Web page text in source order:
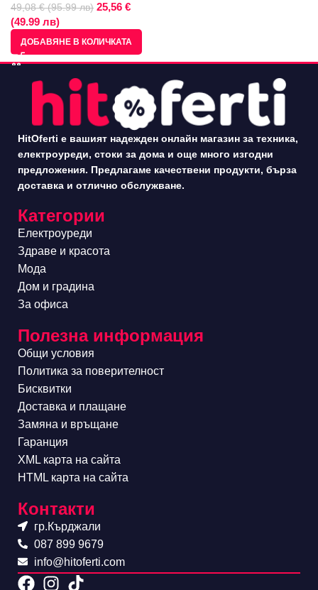
49,08 € (95.99 лв) 25,56 €
(49.99 лв)
ДОБАВЯНЕ В КОЛИЧКАТА
HitOferti е вашият надежден онлайн магазин за техника,
електроуреди, стоки за дома и още много изгодни
предложения. Предлагаме качествени продукти, бърза
доставка и отлично обслужване.
Категории
Електроуреди
Здраве и красота
Мода
Дом и градина
За офиса
Полезна информация
Общи условия
Политика за поверителност
Бисквитки
Доставка и плащане
Замяна и връщане
Гаранция
XML карта на сайта
HTML карта на сайта
Контакти
гр.Кърджали
087 899 9679
info@hitoferti.com